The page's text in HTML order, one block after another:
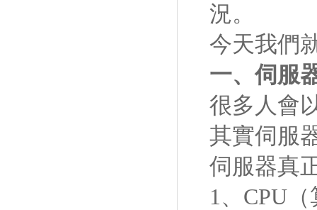
況。
今天我們
一、伺服
很多人會
其實伺服
伺服器真
1、CPU